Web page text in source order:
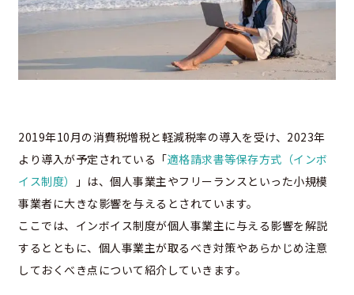
2019年10月の消費税増税と軽減税率の導入を受け、2023年
より導入が予定されている「適格請求書等保存方式（インボ
イス制度）
」は、個人事業主やフリーランスといった小規模
事業者に大きな影響を与えるとされています。
ここでは、インボイス制度が個人事業主に与える影響を解説
するとともに、個人事業主が取るべき対策やあらかじめ注意
しておくべき点について紹介していきます。